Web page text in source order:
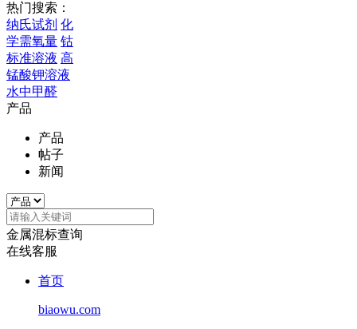
热门搜索：
纳氏试剂 化
学需氧量 钴
标准溶液 高
锰酸钾溶液
水中甲醛
产品
产品
帖子
新闻
金属混标查询
在线客服
首页
biaowu.com